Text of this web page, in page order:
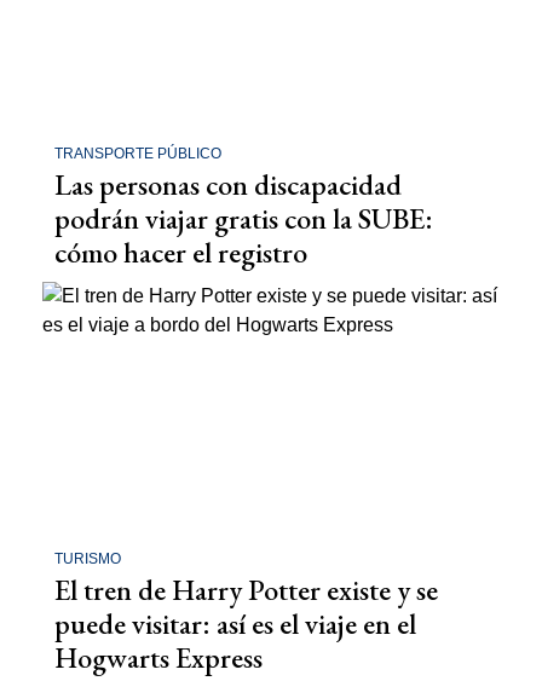
TRANSPORTE PÚBLICO
Las personas con discapacidad
podrán viajar gratis con la SUBE:
cómo hacer el registro
TURISMO
El tren de Harry Potter existe y se
puede visitar: así es el viaje en el
Hogwarts Express